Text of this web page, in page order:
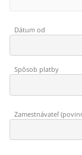
Dátum od
Spôsob platby
Zamestnávateľ(